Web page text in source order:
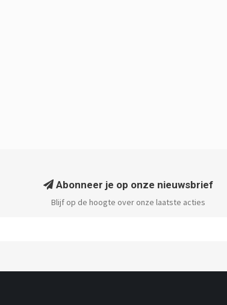
Abonneer je op onze nieuwsbrief
Blijf op de hoogte over onze laatste acties